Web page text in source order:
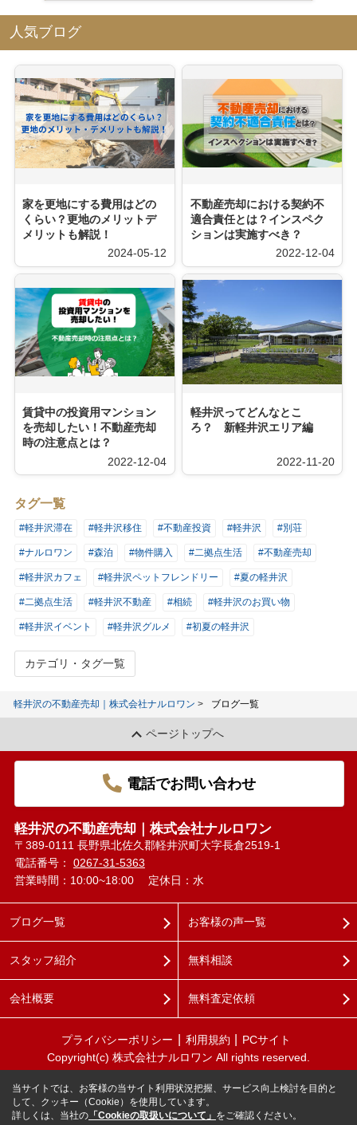
人気ブログ
家を更地にする費用はどの
くらい？更地のメリットデ
メリットも解説！
2024-05-12
不動産売却における契約不
適合責任とは？インスペク
ションは実施すべき？
2022-12-04
賃貸中の投資用マンション
を売却したい！不動産売却
時の注意点とは？
2022-12-04
軽井沢ってどんなとこ
ろ？ 新軽井沢エリア編
2022-11-20
タグ一覧
#軽井沢滞在 #軽井沢移住 #不動産投資 #軽井沢 #別荘
#ナルロワン #森泊 #物件購入 #二拠点生活 #不動産売却
#軽井沢カフェ #軽井沢ペットフレンドリー #夏の軽井沢
#二拠点生活 #軽井沢不動産 #相続 #軽井沢のお買い物
#軽井沢イベント #軽井沢グルメ #初夏の軽井沢
カテゴリ・タグ一覧
軽井沢の不動産売却｜株式会社ナルロワン ブログ一覧
ページトップへ
電話でお問い合わせ
軽井沢の不動産売却｜株式会社ナルロワン
〒389-0111 長野県北佐久郡軽井沢町大字長倉2519-1
電話番号： 0267-31-5363
営業時間：10:00~18:00
定休日：水
ブログ一覧
スタッフ紹介
会社概要
お客様の声一覧
無料相談
無料査定依頼
プライバシーポリシー 利用規約
PCサイト
Copyright(c) 株式会社ナルロワン All rights reserved.
当サイトでは、お客様の当サイト利用状況把握、サービス向上検討を目的と
して、クッキー（Cookie）を使用しています。
詳しくは、当社の 「Cookieの取扱いについて」 をご確認ください。